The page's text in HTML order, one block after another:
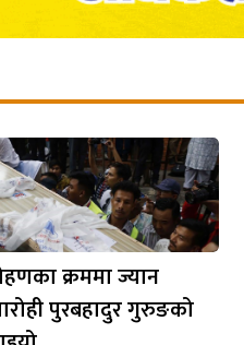
क्रममा ज्यान
पुरबहादुर गुरुङको